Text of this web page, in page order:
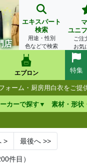
店
エキスパート
検索
用途・性別
色などで検索
ユニ
ご注
お気
エプロン 特集
ーム・厨房用白衣をご提
カーで探す 素材・形状
> 最後へ>>
件目）